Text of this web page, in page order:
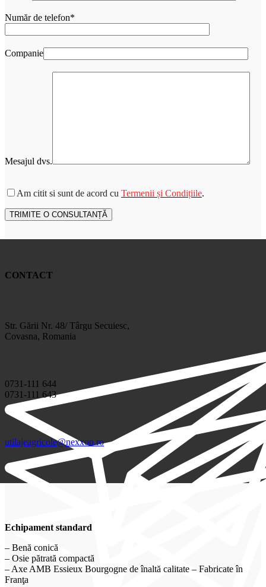
Număr de telefon*
Companie
Mesajul dvs.
Am citit si sunt de acord cu Termenii și Condițiile.
CONTACT
Str. Gării Nr. 48/ Târgu Secuiesc,
Covasna, Romania
0731-111 644
0731-111 643
utilajeagricole@nexxon.ro
Echipament standard
– Benă conică
– Osie pătrată compactă
– Axe AMB Essieux Bourgogne de înaltă calitate – Fabricate în
Franţa